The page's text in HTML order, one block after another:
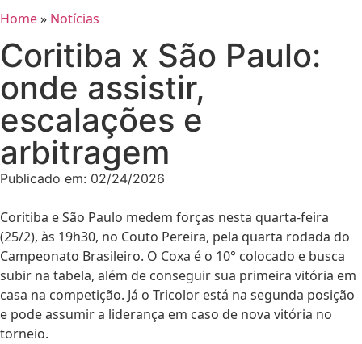
Home» Notícias
Coritiba x São Paulo:
onde assistir,
escalações e
arbitragem
Publicado em: 02/24/2026
Coritiba e São Paulo medem forças nesta quarta-feira
(25/2), às 19h30, no Couto Pereira, pela quarta rodada do
Campeonato Brasileiro. O Coxa é o 10° colocado e busca
subir na tabela, além de conseguir sua primeira vitória em
casa na competição. Já o Tricolor está na segunda posição
e pode assumir a liderança em caso de nova vitória no
torneio.